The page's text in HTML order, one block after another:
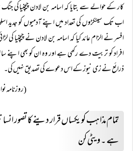
کار کے حوالے سے بتایا کہ اسامہ بن لادن چیچنیا کی
اب تک سینکڑوں کی تعداد میں اپنے آدمیوں کو جدید
افسر نے الزام عائد کیا کہ اسامہ بن لادن نے چیچنیا کی
افراد کو تربیت دے رکھی ہے اور وہ ان کو بھی اپنے
ذرائع نے زی نیوز کے اس دعوے کی تصدیق نہیں کی۔
(روزنامہ نوائے
تمام مذاہب کو یکساں قرار دینے کا تصور
ہے ۔ ویٹی کن